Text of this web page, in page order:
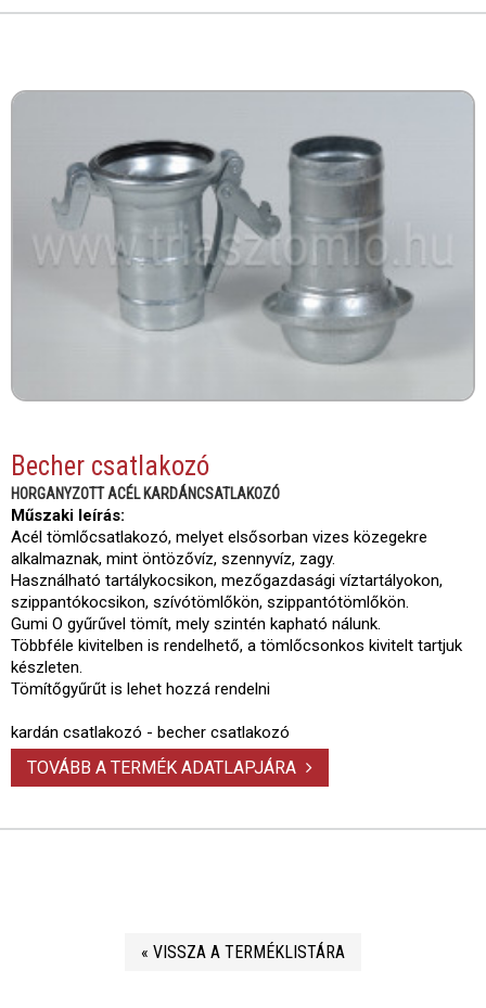
Becher csatlakozó
HORGANYZOTT ACÉL KARDÁNCSATLAKOZÓ
Műszaki leírás:
Acél tömlőcsatlakozó, melyet elsősorban vizes közegekre
alkalmaznak, mint öntözővíz, szennyvíz, zagy.
Használható tartálykocsikon, mezőgazdasági víztartályokon,
szippantókocsikon, szívótömlőkön, szippantótömlőkön.
Gumi O gyűrűvel tömít, mely szintén kapható nálunk.
Többféle kivitelben is rendelhető, a tömlőcsonkos kivitelt tartjuk
készleten.
Tömítőgyűrűt is lehet hozzá rendelni
kardán csatlakozó - becher csatlakozó
TOVÁBB A TERMÉK ADATLAPJÁRA
« VISSZA A TERMÉKLISTÁRA